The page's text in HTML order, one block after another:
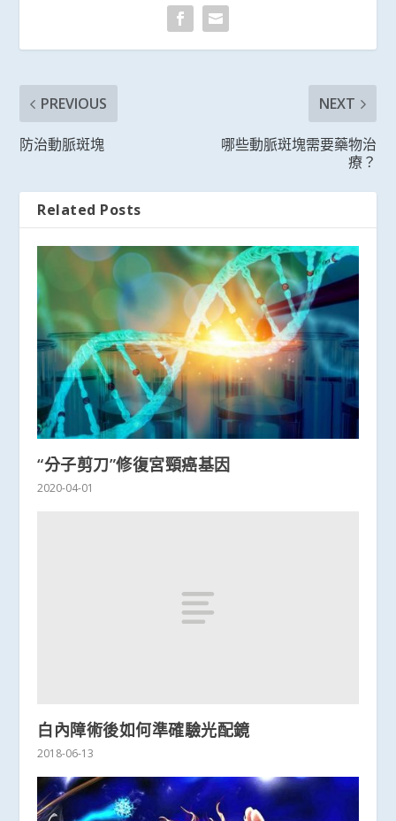
PREVIOUS
防治動脈斑塊
NEXT
哪些動脈斑塊需要藥物治
療？
Related Posts
“分子剪刀”修復宮頸癌基因
2020-04-01
白內障術後如何準確驗光配鏡
2018-06-13